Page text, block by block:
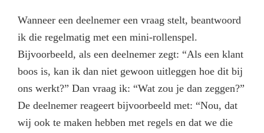
Wanneer een deelnemer een vraag stelt, beantwoord
ik die regelmatig met een mini-rollenspel.
Bijvoorbeeld, als een deelnemer zegt: “Als een klant
boos is, kan ik dan niet gewoon uitleggen hoe dit bij
ons werkt?” Dan vraag ik: “Wat zou je dan zeggen?”
De deelnemer reageert bijvoorbeeld met: “Nou, dat
wij ook te maken hebben met regels en dat we die